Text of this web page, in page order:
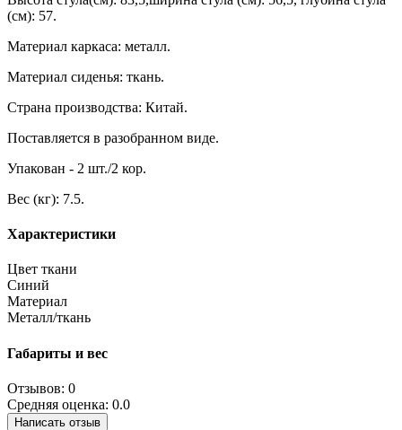
(см): 57.
Материал каркаса: металл.
Материал сиденья: ткань.
Страна производства: Китай.
Поставляется в разобранном виде.
Упакован - 2 шт./2 кор.
Вес (кг): 7.5.
Характеристики
Цвет ткани
Синий
Материал
Металл/ткань
Габариты и вес
Отзывов: 0
Средняя оценка: 0.0
Написать отзыв